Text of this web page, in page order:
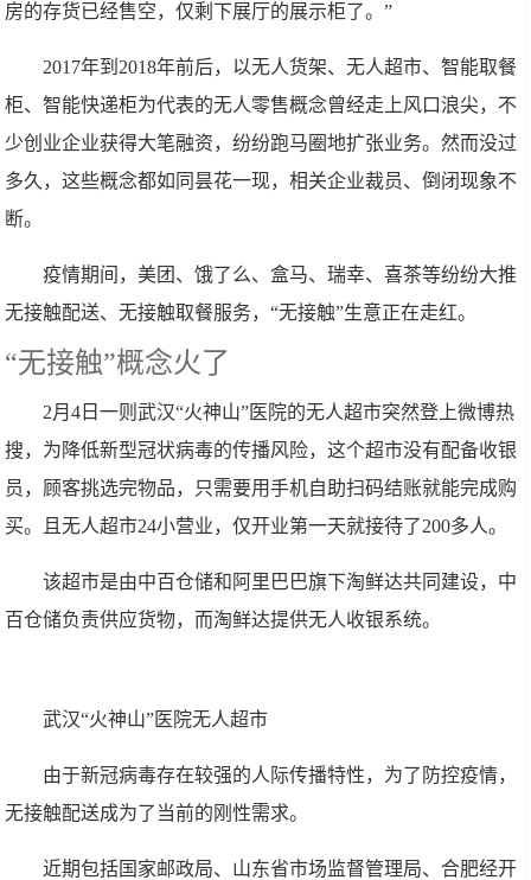
房的存货已经售空，仅剩下展厅的展示柜了。”
2017年到2018年前后，以无人货架、无人超市、智能取餐
柜、智能快递柜为代表的无人零售概念曾经走上风口浪尖，不
少创业企业获得大笔融资，纷纷跑马圈地扩张业务。然而没过
多久，这些概念都如同昙花一现，相关企业裁员、倒闭现象不
断。
疫情期间，美团、饿了么、盒马、瑞幸、喜茶等纷纷大推
无接触配送、无接触取餐服务，“无接触”生意正在走红。
“无接触”概念火了
2月4日一则武汉“火神山”医院的无人超市突然登上微博热
搜，为降低新型冠状病毒的传播风险，这个超市没有配备收银
员，顾客挑选完物品，只需要用手机自助扫码结账就能完成购
买。且无人超市24小营业，仅开业第一天就接待了200多人。
该超市是由中百仓储和阿里巴巴旗下淘鲜达共同建设，中
百仓储负责供应货物，而淘鲜达提供无人收银系统。
武汉“火神山”医院无人超市
由于新冠病毒存在较强的人际传播特性，为了防控疫情，
无接触配送成为了当前的刚性需求。
近期包括国家邮政局、山东省市场监督管理局、合肥经开